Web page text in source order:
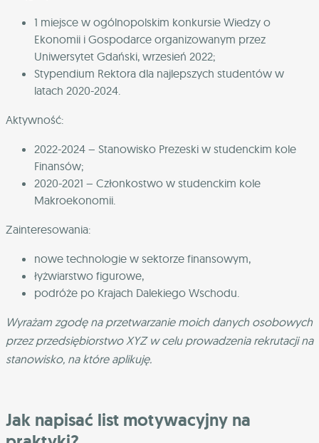
1 miejsce w ogólnopolskim konkursie Wiedzy o
Ekonomii i Gospodarce organizowanym przez
Uniwersytet Gdański, wrzesień 2022;
Stypendium Rektora dla najlepszych studentów w
latach 2020-2024.
Aktywność:
2022-2024 – Stanowisko Prezeski w studenckim kole
Finansów;
2020-2021 – Członkostwo w studenckim kole
Makroekonomii.
Zainteresowania:
nowe technologie w sektorze finansowym,
łyżwiarstwo figurowe,
podróże po Krajach Dalekiego Wschodu.
Wyrażam zgodę na przetwarzanie moich danych osobowych
przez przedsiębiorstwo XYZ w celu prowadzenia rekrutacji na
stanowisko, na które aplikuję.
Jak napisać list motywacyjny na